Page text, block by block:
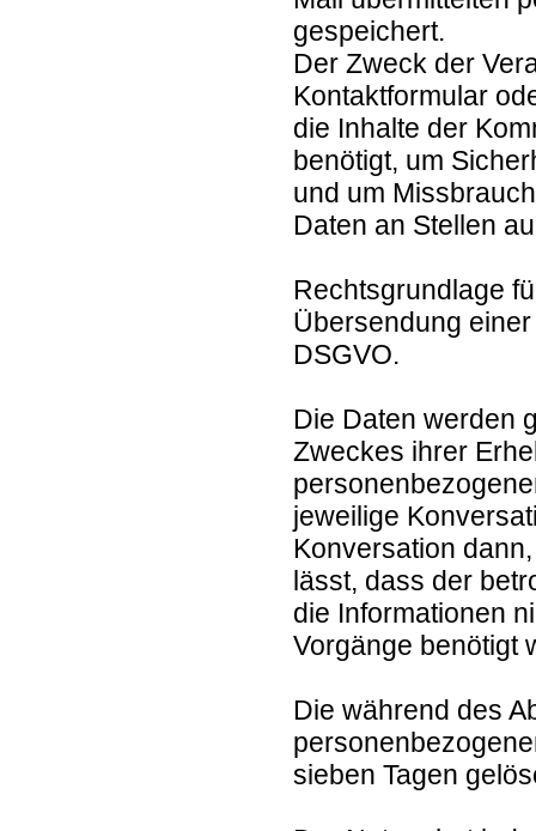
gespeichert.
Der Zweck der
Kontaktformular
die Inhalte der
benötigt, um
und um
Daten an Stellen
Rechtsgrundlage
Übersendung
DSGVO.
Die Daten werden
Zweckes ihrer
jeweilige
Konversation
lässt, dass der
die Informationen
Vorgänge benötigt
Die während des
sieben Tagen